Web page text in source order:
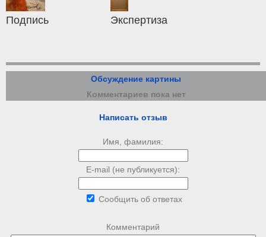
Подпись Экспертиза
Обсуждение картины
Комментариев пока нет
Написать отзыв
Имя, фамилия:
E-mail (не публикуется):
Сообщить об ответах
Комментарий